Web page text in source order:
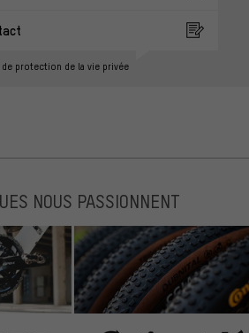
protection de la vie privée
NOUS PASSIONNENT